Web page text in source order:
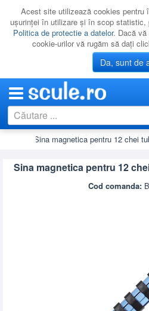
Acest site utilizează cookies pentru
uşurinţei în utilizare şi în scop statistic,
Politica de protectie a datelor. Dacă vă
cookie-urilor vă rugăm să daţi
Da, sunt de
CATEGORIISina magnetica pentru 12 chei
Sina magnetica pentru 12
Cod comanda: